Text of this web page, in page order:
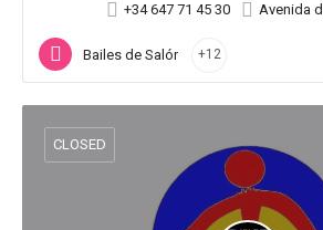
+34 647 71 45 30 Avenida
Bailes de Salón +12
CLOSED